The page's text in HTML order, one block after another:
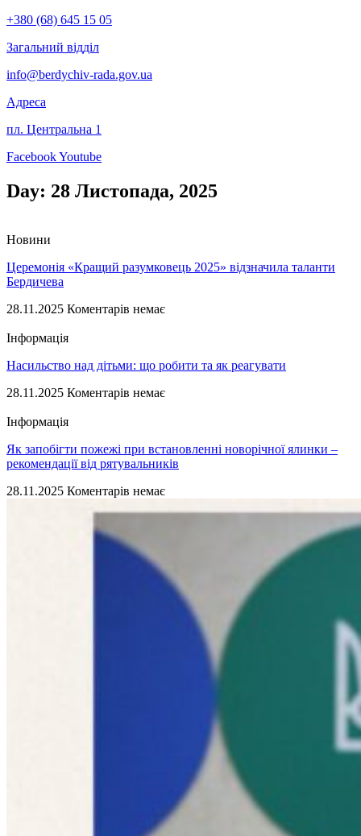
+380 (68) 645 15 05
Загальний відділ
info@berdychiv-rada.gov.ua
Адреса
пл. Центральна 1
FacebookYoutube
Day: 28 Листопада, 2025
Новини
Церемонія «Кращий разумковець 2025» відзначила таланти
Бердичева
28.11.2025 Коментарів немає
Інформація
Насильство над дітьми: що робити та як реагувати
28.11.2025 Коментарів немає
Інформація
Як запобігти пожежі при встановленні новорічної ялинки –
рекомендації від рятувальників
28.11.2025 Коментарів немає